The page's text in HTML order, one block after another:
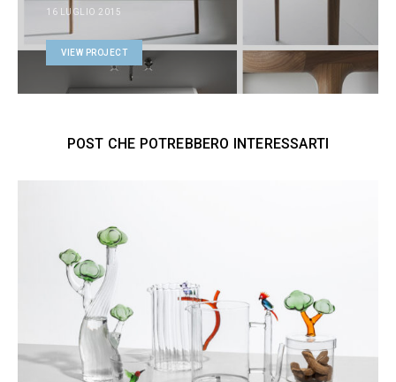
16 LUGLIO 2015
VIEW PROJECT
POST CHE POTREBBERO INTERESSARTI